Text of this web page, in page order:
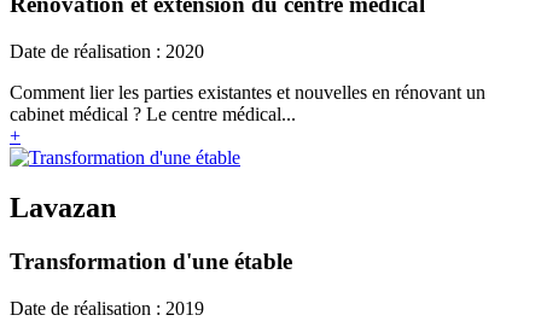
Date de réalisation : 2020
Comment lier les parties existantes et nouvelles en rénovant un
cabinet médical ? Le centre médical...
+
Lavazan
Transformation d'une étable
Date de réalisation : 2019